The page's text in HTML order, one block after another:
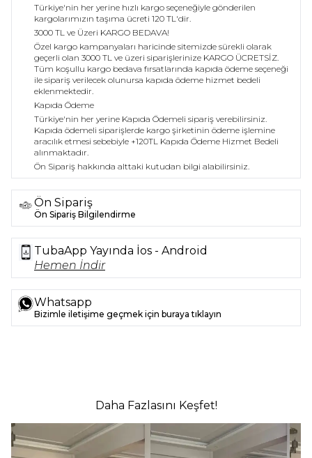
Türkiye'nin her yerine hızlı kargo seçeneğiyle gönderilen
kargolarımızın taşıma ücreti 120 TL'dir.
3000 TL ve Üzeri KARGO BEDAVA!
Özel kargo kampanyaları haricinde sitemizde sürekli olarak
geçerli olan 3000 TL ve üzeri siparişlerinize KARGO ÜCRETSİZ.
Tüm koşullu kargo bedava fırsatlarında kapıda ödeme seçeneği
ile sipariş verilecek olunursa kapıda ödeme hizmet bedeli
eklenmektedir.
Kapıda Ödeme
Türkiye'nin her yerine Kapıda Ödemeli sipariş verebilirsiniz.
Kapıda ödemeli siparişlerde kargo şirketinin ödeme işlemine
aracılık etmesi sebebiyle +120TL Kapıda Ödeme Hizmet Bedeli
alınmaktadır.
Ön Sipariş hakkında alttaki kutudan bilgi alabilirsiniz.
Ön Sipariş
Ön Sipariş Bilgilendirme
TubaApp Yayında İos - Android
Hemen İndir
Whatsapp
Bizimle iletişime geçmek için buraya tıklayın
Daha Fazlasını Keşfet!